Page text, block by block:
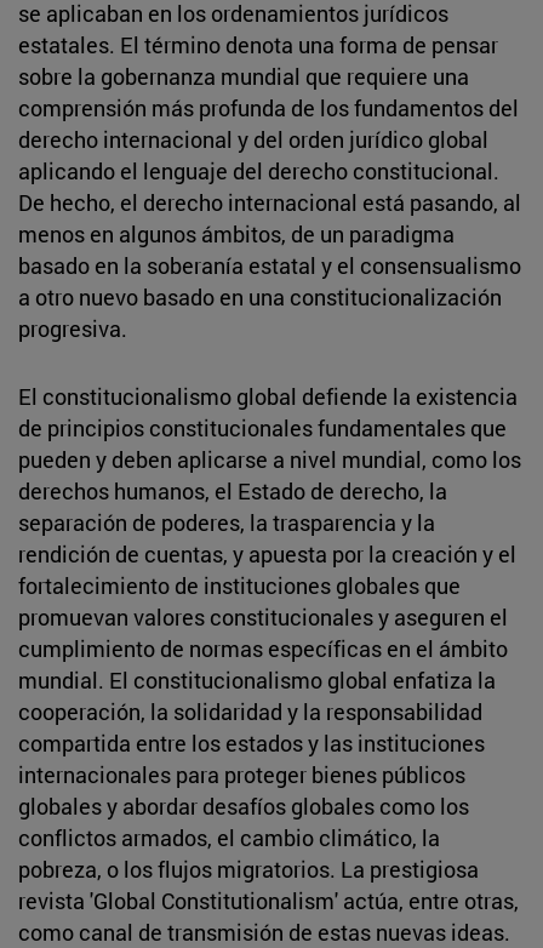
se aplicaban en los ordenamientos jurídicos
estatales. El término denota una forma de pensar
sobre la gobernanza mundial que requiere una
comprensión más profunda de los fundamentos del
derecho internacional y del orden jurídico global
aplicando el lenguaje del derecho constitucional.
De hecho, el derecho internacional está pasando, al
menos en algunos ámbitos, de un paradigma
basado en la soberanía estatal y el consensualismo
a otro nuevo basado en una constitucionalización
progresiva.
El constitucionalismo global defiende la existencia
de principios constitucionales fundamentales que
pueden y deben aplicarse a nivel mundial, como los
derechos humanos, el Estado de derecho, la
separación de poderes, la trasparencia y la
rendición de cuentas, y apuesta por la creación y el
fortalecimiento de instituciones globales que
promuevan valores constitucionales y aseguren el
cumplimiento de normas específicas en el ámbito
mundial. El constitucionalismo global enfatiza la
cooperación, la solidaridad y la responsabilidad
compartida entre los estados y las instituciones
internacionales para proteger bienes públicos
globales y abordar desafíos globales como los
conflictos armados, el cambio climático, la
pobreza, o los flujos migratorios. La prestigiosa
revista 'Global Constitutionalism' actúa, entre otras,
como canal de transmisión de estas nuevas ideas.